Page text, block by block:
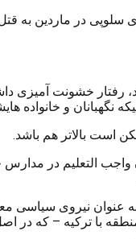
ی سلوپی در
عنوان نیروی
با ترکیه – که در